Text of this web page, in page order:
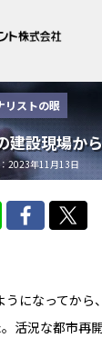
リストの眼
建設現場から
2023年11月13日
になってから
活況な都市再